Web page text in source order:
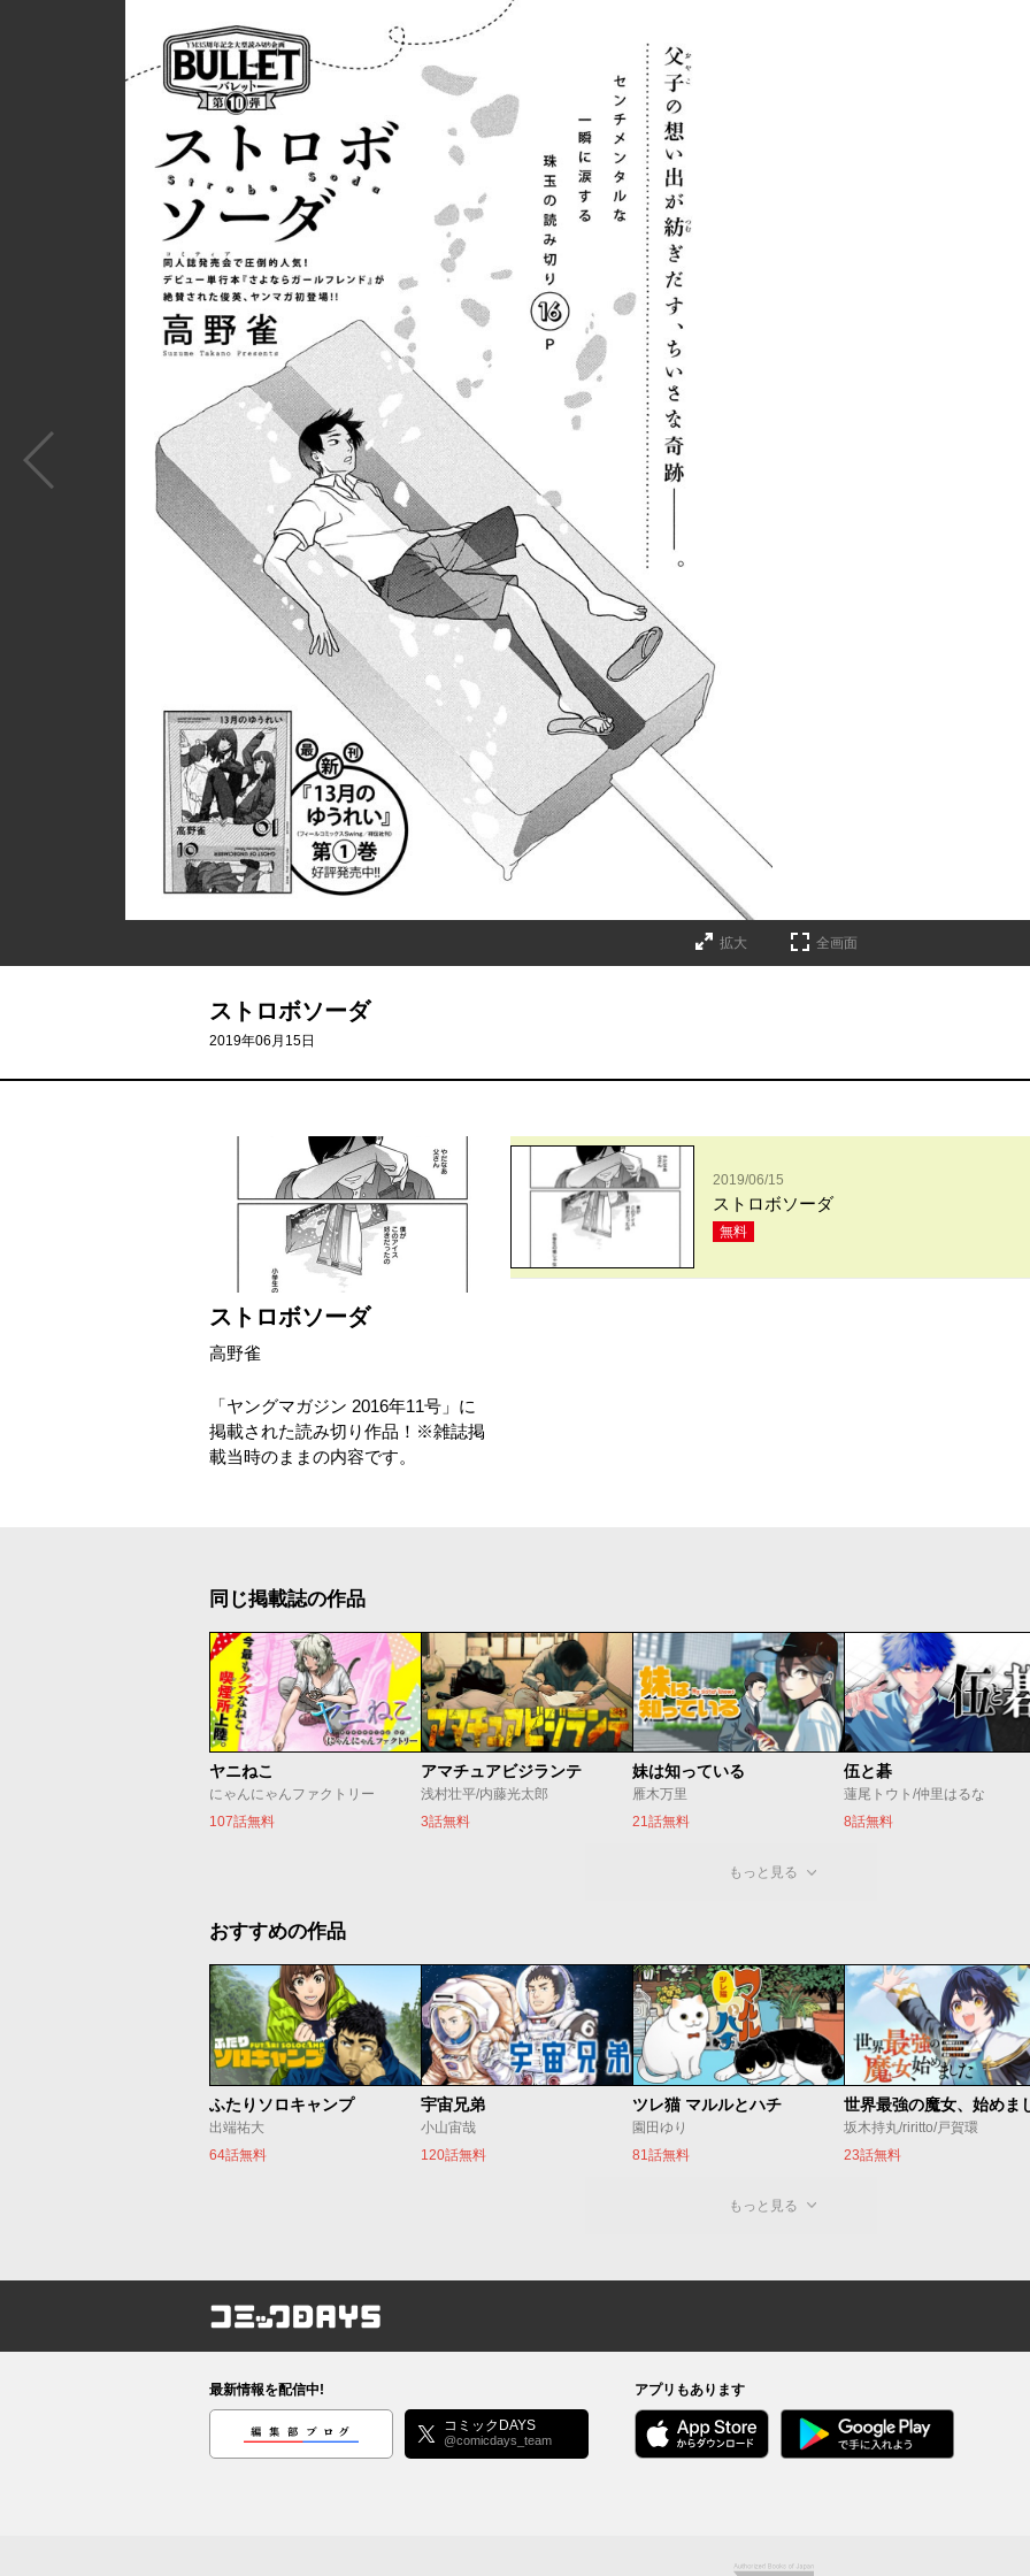
拡大 全画面
ストロボソーダ
2019年06月15日
ストロボソーダ
高野雀
「ヤングマガジン 2016年11号」に
掲載された読み切り作品！※雑誌掲
載当時のままの内容です。
2019/06/15
ストロボソーダ
無料
同じ掲載誌の作品
ヤニねこ
にゃんにゃんファクトリー
107話無料
アマチュアビジランテ
浅村壮平/内藤光太郎
3話無料
妹は知っている
雁木万里
21話無料
伍と碁
蓮尾トウト/仲里はるな
8話無料
もっと見る
おすすめの作品
ふたりソロキャンプ
出端祐大
64話無料
宇宙兄弟
小山宙哉
120話無料
ツレ猫 マルルとハチ
園田ゆり
81話無料
坂木持丸/riritto/戸賀環
23話無料
もっと見る
コミックDAYS
最新情報を配信中!
編集部ブログ コミックDAYS
@comicdays_team
アプリもあります